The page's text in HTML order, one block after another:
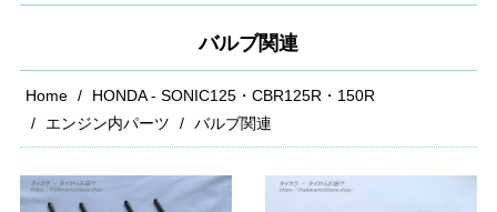
バルブ関連
Home
HONDA - SONIC125・CBR125R・150R
エンジン内パーツ
バルブ関連